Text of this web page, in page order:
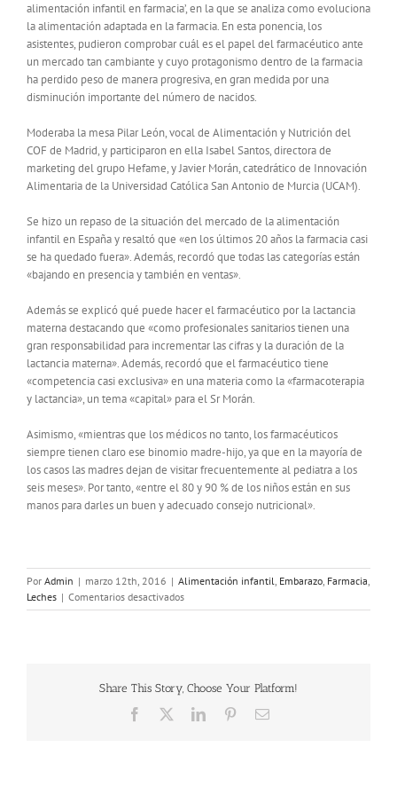
alimentación infantil en farmacia’, en la que se analiza como evoluciona
la alimentación adaptada en la farmacia. En esta ponencia, los
asistentes, pudieron comprobar cuál es el papel del farmacéutico ante
un mercado tan cambiante y cuyo protagonismo dentro de la farmacia
ha perdido peso de manera progresiva, en gran medida por una
disminución importante del número de nacidos.
Moderaba la mesa Pilar León, vocal de Alimentación y Nutrición del
COF de Madrid, y participaron en ella Isabel Santos, directora de
marketing del grupo Hefame, y Javier Morán, catedrático de Innovación
Alimentaria de la Universidad Católica San Antonio de Murcia (UCAM).
Se hizo un repaso de la situación del mercado de la alimentación
infantil en España y resaltó que «en los últimos 20 años la farmacia casi
se ha quedado fuera». Además, recordó que todas las categorías están
«bajando en presencia y también en ventas».
Además se explicó qué puede hacer el farmacéutico por la lactancia
materna destacando que «como profesionales sanitarios tienen una
gran responsabilidad para incrementar las cifras y la duración de la
lactancia materna». Además, recordó que el farmacéutico tiene
«competencia casi exclusiva» en una materia como la «farmacoterapia
y lactancia», un tema «capital» para el Sr Morán.
Asimismo, «mientras que los médicos no tanto, los farmacéuticos
siempre tienen claro ese binomio madre-hijo, ya que en la mayoría de
los casos las madres dejan de visitar frecuentemente al pediatra a los
seis meses». Por tanto, «entre el 80 y 90 % de los niños están en sus
manos para darles un buen y adecuado consejo nutricional».
Por Admin | marzo 12th, 2016 | Alimentación infantil, Embarazo, Farmacia,
Leches | Comentarios desactivadosen
La
en
la
farmacia
Share This Story, Choose Your Platform!
Facebook LinkedInPinterestCorreo